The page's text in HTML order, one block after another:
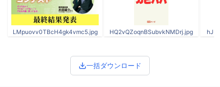
LMpuovv0TBcH4gk4vmc5.jpg HQ2vQZoqnBSubvkNMDrj.jpg
一括ダウンロード